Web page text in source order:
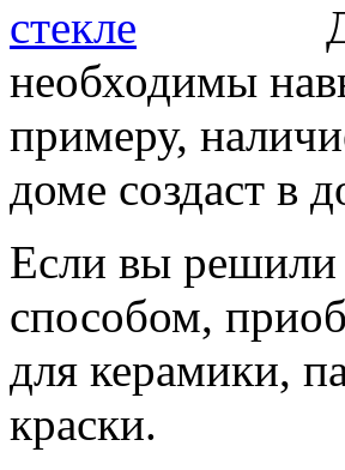
необходимы
примеру,
доме создаст в
Если вы
способом,
для керамики,
краски.